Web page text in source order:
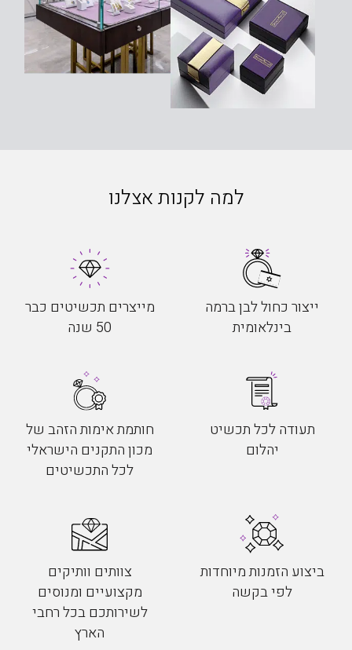
למה לקנות אצלנו
ייצור כחול לבן ברמה
בינלאומית
מייצרים תכשיטים כבר
50 שנה
תעודה לכל תכשיט
יהלום
חותמת אימות הזהב של
מכון התקנים הישראלי
לכל התכשיטים
ביצוע הזמנות מיוחדות
לפי בקשה
צוותים וותיקים
מקצועיים ומנוסים
לשירותכם בכל רחבי
הארץ